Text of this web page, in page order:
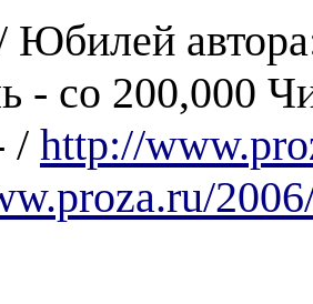
Юбилей
- со 200,000
/ http://